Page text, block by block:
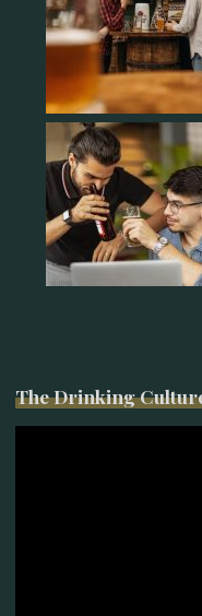
The Drinking